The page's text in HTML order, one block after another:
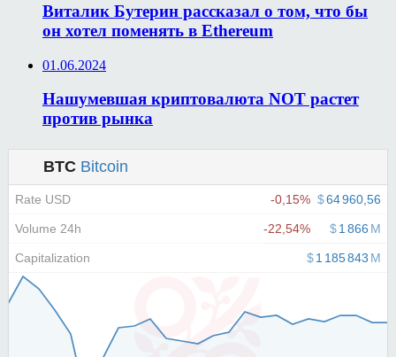
Виталик Бутерин рассказал о том, что бы
он хотел поменять в Ethereum
01.06.2024
Нашумевшая криптовалюта NOT растет
против рынка